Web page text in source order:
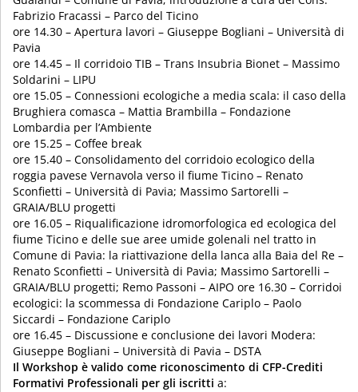
Fabrizio Fracassi – Parco del Ticino
ore 14.30 – Apertura lavori – Giuseppe Bogliani – Università di
Pavia
ore 14.45 – Il corridoio TIB – Trans Insubria Bionet – Massimo
Soldarini – LIPU
ore 15.05 – Connessioni ecologiche a media scala: il caso della
Brughiera comasca – Mattia Brambilla – Fondazione
Lombardia per l’Ambiente
ore 15.25 – Coffee break
ore 15.40 – Consolidamento del corridoio ecologico della
roggia pavese Vernavola verso il fiume Ticino – Renato
Sconfietti – Università di Pavia; Massimo Sartorelli –
GRAIA/BLU progetti
ore 16.05 – Riqualificazione idromorfologica ed ecologica del
fiume Ticino e delle sue aree umide golenali nel tratto in
Comune di Pavia: la riattivazione della lanca alla Baia del Re –
Renato Sconfietti – Università di Pavia; Massimo Sartorelli –
GRAIA/BLU progetti; Remo Passoni – AIPO ore 16.30 – Corridoi
ecologici: la scommessa di Fondazione Cariplo – Paolo
Siccardi – Fondazione Cariplo
ore 16.45 – Discussione e conclusione dei lavori Modera:
Giuseppe Bogliani – Università di Pavia – DSTA
Il Workshop è valido come riconoscimento di CFP-Crediti
Formativi Professionali per gli iscritti a: